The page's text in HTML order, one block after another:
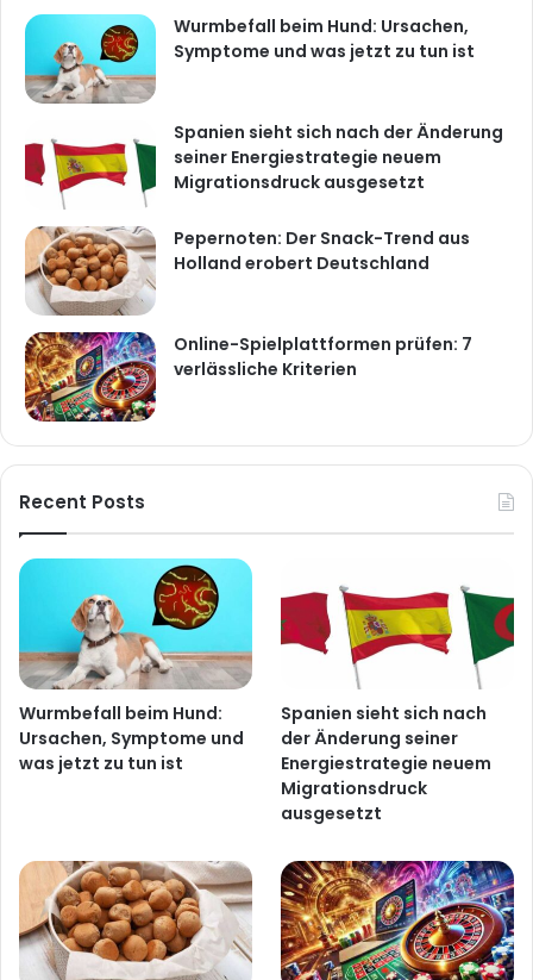
Wurmbefall beim Hund: Ursachen,
Symptome und was jetzt zu tun ist
Spanien sieht sich nach der Änderung
seiner Energiestrategie neuem
Migrationsdruck ausgesetzt
Pepernoten: Der Snack-Trend aus
Holland erobert Deutschland
Online-Spielplattformen prüfen: 7
verlässliche Kriterien
Recent Posts
Wurmbefall beim Hund:
Ursachen, Symptome und
was jetzt zu tun ist
Spanien sieht sich nach
der Änderung seiner
Energiestrategie neuem
Migrationsdruck
ausgesetzt